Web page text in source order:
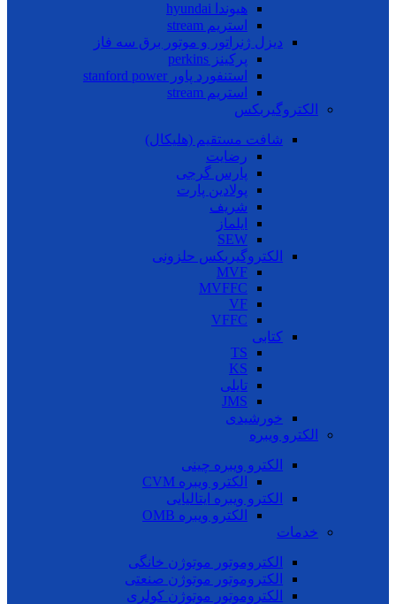
هیوندا hyundai
استریم stream
دیزل ژنراتور و موتور برق سه فاز
پرکینز perkins
استنفورد پاور stanford power
استریم stream
الکتروگیربکس
شافت مستقیم (هلیکال)
رضایت
پارس گرجی
پولادین پارت
شریف
ایلماز
SEW
الکتروگیربکس حلزونی
MVF
MVFFC
VF
VFFC
کتابی
TS
KS
تایلی
JMS
خورشیدی
الکترو ویبره
الکترو ویبره چینی
الکترو ویبره CVM
الکترو ویبره ایتالیایی
الکترو ویبره OMB
خدمات
الکتروموتور موتوژن خانگی
الکتروموتور موتوژن صنعتی
الکتروموتور موتوژن کولری